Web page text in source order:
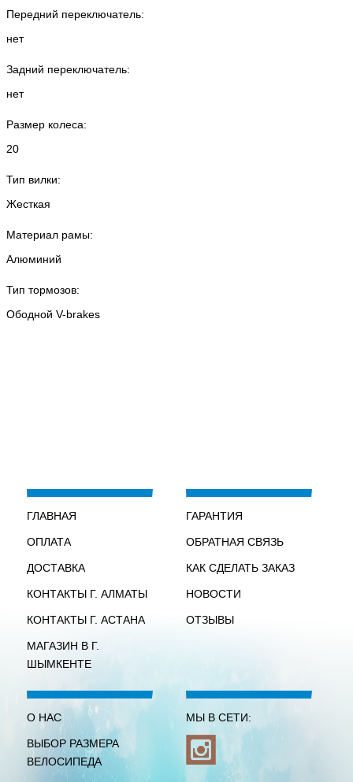
Передний переключатель:
нет
Задний переключатель:
нет
Размер колеса:
20
Тип вилки:
Жесткая
Материал рамы:
Алюминий
Тип тормозов:
Ободной V-brakes
ГЛАВНАЯ
ОПЛАТА
ДОСТАВКА
КОНТАКТЫ Г. АЛМАТЫ
КОНТАКТЫ Г. АСТАНА
МАГАЗИН В Г.
ШЫМКЕНТЕ
ГАРАНТИЯ
ОБРАТНАЯ СВЯЗЬ
КАК СДЕЛАТЬ ЗАКАЗ
НОВОСТИ
ОТЗЫВЫ
О НАС
ВЫБОР РАЗМЕРА
ВЕЛОСИПЕДА
МЫ В СЕТИ: